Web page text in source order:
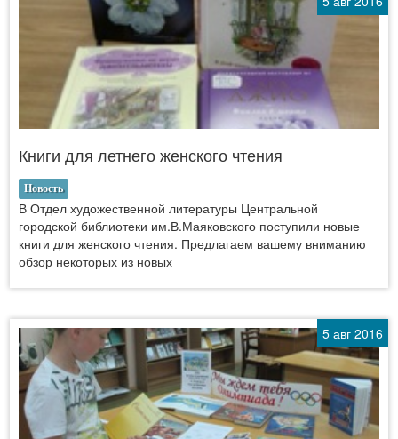
Книги для летнего женского чтения
Новость
В Отдел художественной литературы Центральной
городской библиотеки им.В.Маяковского поступили новые
книги для женского чтения. Предлагаем вашему вниманию
обзор некоторых из новых
5 авг 2016